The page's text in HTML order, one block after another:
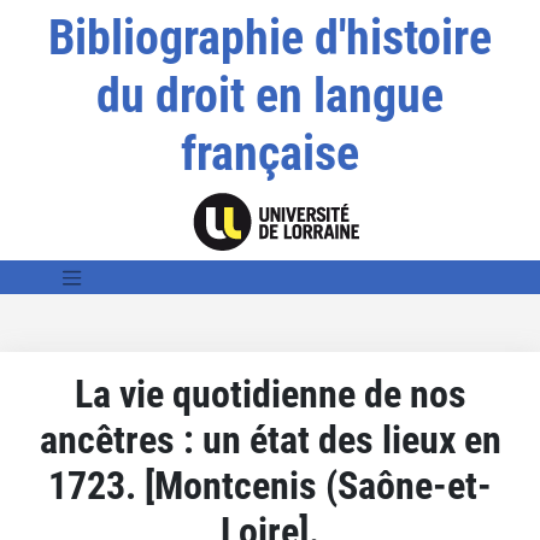
Bibliographie d'histoire
du droit en langue
française
La vie quotidienne de nos
ancêtres : un état des lieux en
1723. [Montcenis (Saône-et-